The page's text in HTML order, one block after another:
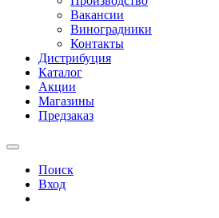
Вакансии
Виноградники
Контакты
Дистрибуция
Каталог
Акции
Магазины
Предзаказ
Поиск
Вход